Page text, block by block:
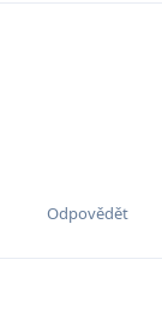
Odpovědět